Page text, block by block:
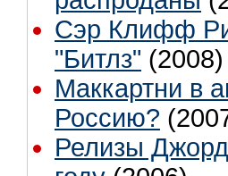
Сэр Клифф
"Битлз" (2008)
Маккартни в
Россию?
Релизы